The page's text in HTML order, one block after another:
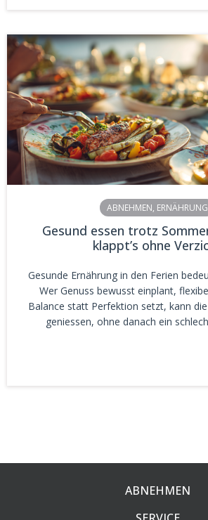
ABNEHMEN, ERNÄHRUNG
Gesund essen trotz
klappt’s ohne
Gesunde Ernährung in den Ferien
Wer Genuss bewusst einplant,
Balance statt Perfektion setzt, kann
geniessen, ohne danach ein
ABNEHMEN